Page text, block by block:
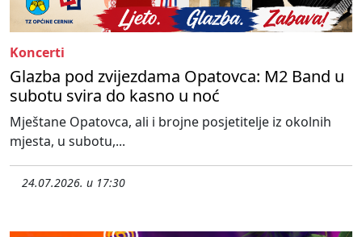
Koncerti
Glazba pod zvijezdama Opatovca: M2 Band u
subotu svira do kasno u noć
Mještane Opatovca, ali i brojne posjetitelje iz okolnih
mjesta, u subotu,...
24.07.2026. u 17:30